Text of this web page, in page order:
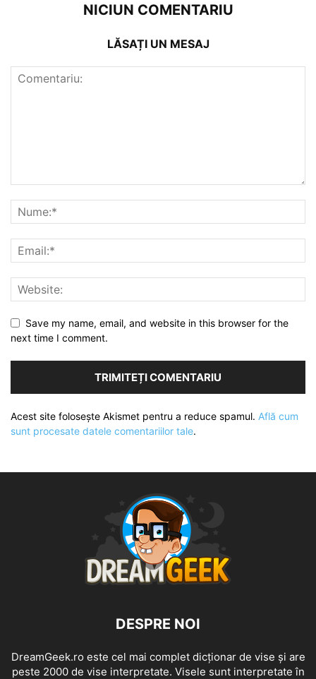
NICIUN COMENTARIU
LĂSAȚI UN MESAJ
Save my name, email, and website in this browser for the
next time I comment.
Acest site folosește Akismet pentru a reduce spamul. Află cum
sunt procesate datele comentariilor tale.
DESPRE NOI
DreamGeek.ro este cel mai complet dicționar de vise și are
peste 2000 de vise interpretate. Visele sunt interpretate în